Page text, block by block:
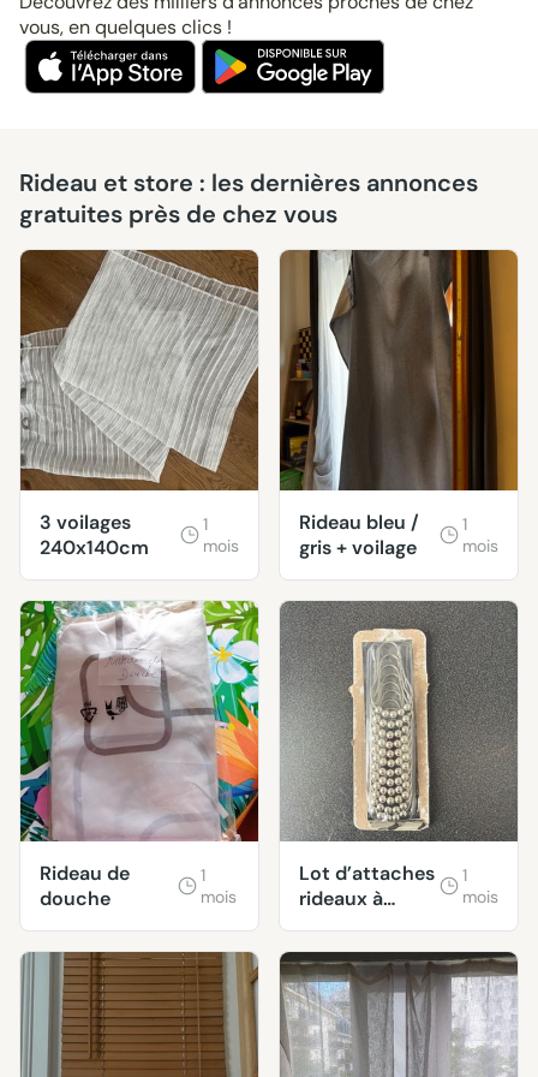
vous, en quelques clics !
Rideau et store : les dernières annonces
gratuites près de chez vous
3 voilages
240x140cm
1
mois
Rideau bleu /
gris + voilage
1
mois
Rideau de
douche
1
mois
Lot d’attaches
rideaux à
perles.
1
mois